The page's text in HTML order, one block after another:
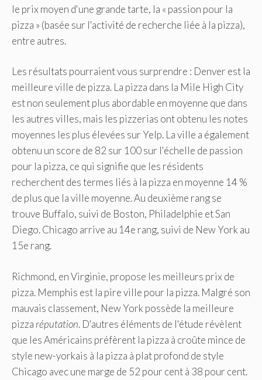
le prix moyen d'une grande tarte, la « passion pour la
pizza » (basée sur l'activité de recherche liée à la pizza),
entre autres.
Les résultats pourraient vous surprendre : Denver est la
meilleure ville de pizza. La pizza dans la Mile High City
est non seulement plus abordable en moyenne que dans
les autres villes, mais les pizzerias ont obtenu les notes
moyennes les plus élevées sur Yelp. La ville a également
obtenu un score de 82 sur 100 sur l'échelle de passion
pour la pizza, ce qui signifie que les résidents
recherchent des termes liés à la pizza en moyenne 14 %
de plus que la ville moyenne. Au deuxième rang se
trouve Buffalo, suivi de Boston, Philadelphie et San
Diego. Chicago arrive au 14e rang, suivi de New York au
15e rang.
Richmond, en Virginie, propose les meilleurs prix de
pizza. Memphis est la pire ville pour la pizza. Malgré son
mauvais classement, New York possède la meilleure
pizza réputation. D'autres éléments de l'étude révèlent
que les Américains préfèrent la pizza à croûte mince de
style new-yorkais à la pizza à plat profond de style
Chicago avec une marge de 52 pour cent à 38 pour cent.